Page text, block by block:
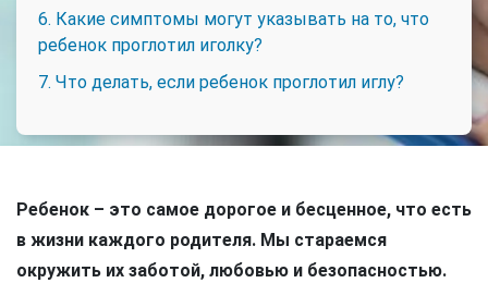
6. Какие симптомы могут указывать на то, что
ребенок проглотил иголку?
7. Что делать, если ребенок проглотил иглу?
Ребенок – это самое дорогое и бесценное, что есть
в жизни каждого родителя. Мы стараемся
окружить их заботой, любовью и безопасностью.